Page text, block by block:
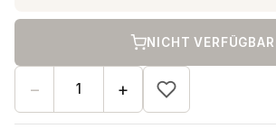
− +
NICHT VERFÜGBAR